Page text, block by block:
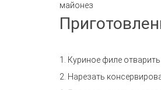
майонез
1. Куриное филе
2. Нарезать